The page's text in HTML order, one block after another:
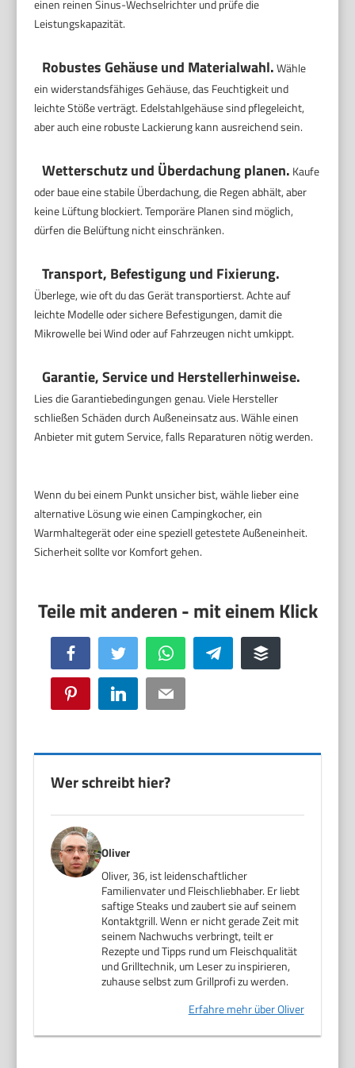
einen reinen Sinus-Wechselrichter und prüfe die
Leistungskapazität.
Robustes Gehäuse und Materialwahl.Wähle
ein widerstandsfähiges Gehäuse, das Feuchtigkeit und
leichte Stöße verträgt. Edelstahlgehäuse sind pflegeleicht,
aber auch eine robuste Lackierung kann ausreichend sein.
Wetterschutz und Überdachung planen. Kaufe
oder baue eine stabile Überdachung, die Regen abhält, aber
keine Lüftung blockiert. Temporäre Planen sind möglich,
dürfen die Belüftung nicht einschränken.
Transport, Befestigung und Fixierung.
Überlege, wie oft du das Gerät transportierst. Achte auf
leichte Modelle oder sichere Befestigungen, damit die
Mikrowelle bei Wind oder auf Fahrzeugen nicht umkippt.
Garantie, Service und Herstellerhinweise.
Lies die Garantiebedingungen genau. Viele Hersteller
schließen Schäden durch Außeneinsatz aus. Wähle einen
Anbieter mit gutem Service, falls Reparaturen nötig werden.
Wenn du bei einem Punkt unsicher bist, wähle lieber eine
alternative Lösung wie einen Campingkocher, ein
Warmhaltegerät oder eine speziell getestete Außeneinheit.
Sicherheit sollte vor Komfort gehen.
Facebook Twitter WhatsApp Telegram Buffer
Pinterest LinkedIn Email
Wer schreibt hier?
Oliver
Oliver, 36, ist leidenschaftlicher
Familienvater und Fleischliebhaber. Er liebt
saftige Steaks und zaubert sie auf seinem
Kontaktgrill. Wenn er nicht gerade Zeit mit
seinem Nachwuchs verbringt, teilt er
Rezepte und Tipps rund um Fleischqualität
und Grilltechnik, um Leser zu inspirieren,
zuhause selbst zum Grillprofi zu werden.
Erfahre mehr über Oliver